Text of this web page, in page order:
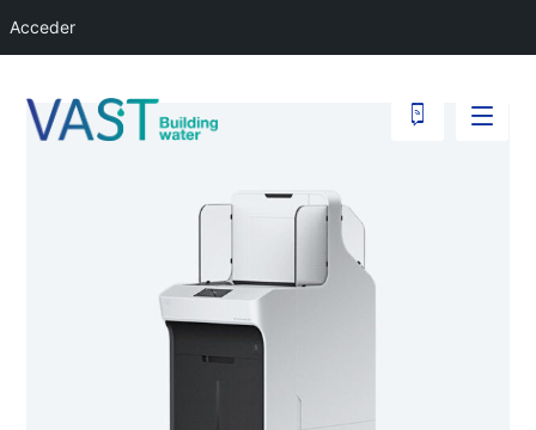
Acceder
junio 2, 2018